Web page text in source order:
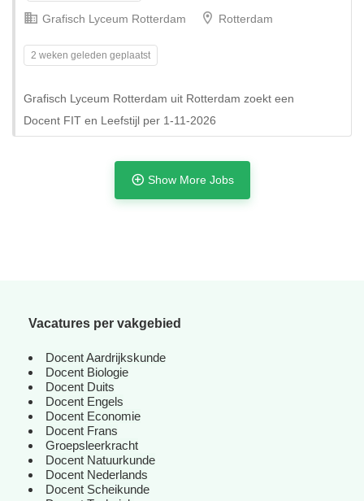
Tijdelijk met uitzicht op vast
Grafisch Lyceum Rotterdam Rotterdam
2 weken geleden geplaatst
Grafisch Lyceum Rotterdam uit Rotterdam zoekt een
Docent FIT en Leefstijl per 1-11-2026
Show More Jobs
Vacatures per vakgebied
Docent Aardrijkskunde
Docent Biologie
Docent Duits
Docent Engels
Docent Economie
Docent Frans
Groepsleerkracht
Docent Natuurkunde
Docent Nederlands
Docent Scheikunde